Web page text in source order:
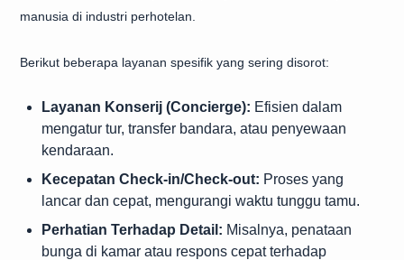
manusia di industri perhotelan.
Berikut beberapa layanan spesifik yang sering disorot:
Layanan Konserij (Concierge): Efisien dalam
mengatur tur, transfer bandara, atau penyewaan
kendaraan.
Kecepatan Check-in/Check-out: Proses yang
lancar dan cepat, mengurangi waktu tunggu tamu.
Perhatian Terhadap Detail: Misalnya, penataan
bunga di kamar atau respons cepat terhadap